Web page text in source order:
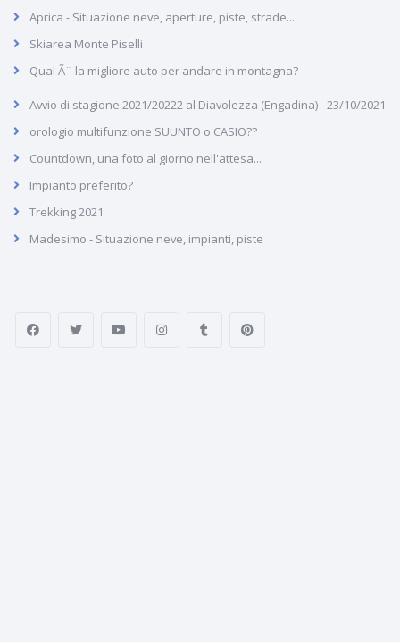
Aprica - Situazione neve, aperture, piste, strade...
Skiarea Monte Piselli
Qual Ã¨ la migliore auto per andare in montagna?
Avvio di stagione 2021/20222 al Diavolezza (Engadina) - 23/10/2021
orologio multifunzione SUUNTO o CASIO??
Countdown, una foto al giorno nell'attesa...
Impianto preferito?
Trekking 2021
Madesimo - Situazione neve, impianti, piste